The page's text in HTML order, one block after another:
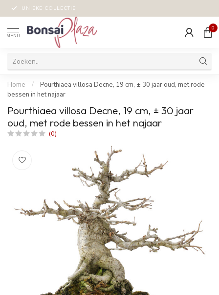
UNIEKE COLLECTIE
MENU
0
Home /
Pourthiaea villosa Decne, 19 cm, ± 30 jaar oud, met rode
bessen in het najaar
Pourthiaea villosa Decne, 19 cm, ± 30 jaar
oud, met rode bessen in het najaar
(0)